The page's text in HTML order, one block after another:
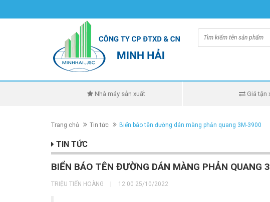
Nhà máy sản xuất Giá tận
Trang chủ Tin tức Biển báo tên đường dán màng phản quang 3M-3900
TIN TỨC
BIỂN BÁO TÊN ĐƯỜNG DÁN MÀNG PHẢN QUANG
TRIỆU TIẾN HOÀNG 12:00 25/10/2022